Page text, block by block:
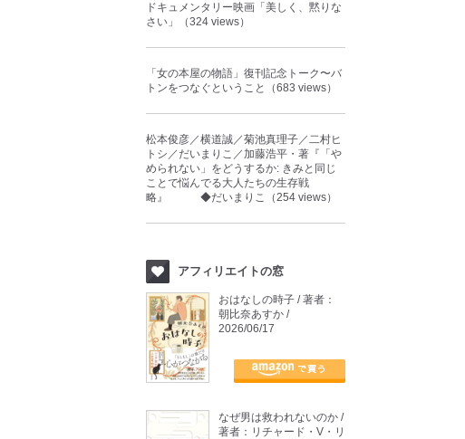
ドキュメンタリー映画「美しく、黙りな
さい」（324 views）
「女の本屋の物語」復刊記念トーク〜バ
トンをつなぐということ（683 views）
松本俊彦／横道誠／菊池真理子／二村ヒ
トシ／だいまりこ／加藤浩平・著『「や
められない」をどうするか: きみと同じ
ことで悩んでる大人たちの生存戦
略』 ◆だいまりこ（254 views）
アフィリエイトの窓
おはなしの時子 / 著者：
朝比奈あすか /
2026/06/17
なぜ男は救われないのか /
著者：リチャード・V・リ